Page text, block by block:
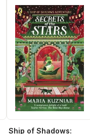
Ship of Shadows: